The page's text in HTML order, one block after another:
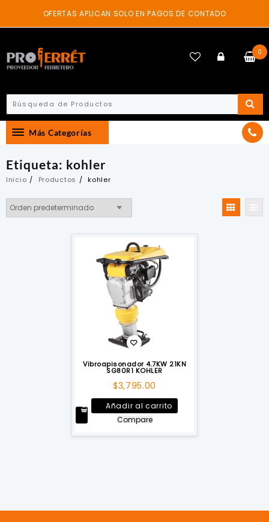
content
OFERTAS APLICAN SOLO EN PAGOS DE CONTADO
0
Más Categorías
Etiqueta: kohler
Inicio Productos kohler
Vibroapisonador 4.7KW 21KN
SG80R1 KOHLER
$3,795.00
Añadir al carrito
Compare